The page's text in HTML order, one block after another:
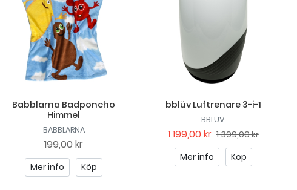
Babblarna Badponcho
Himmel
BABBLARNA
199,00 kr
Mer info Köp
bblüv Luftrenare 3-i-1
BBLUV
1 199,00 kr 1 399,00 kr
Mer info
Köp